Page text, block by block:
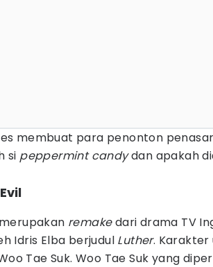
membuat para penonton
si peppermint candydan apakah
remakedari drama TV
Idris Elba berjudul Luther.
Tae Suk. Woo Tae Suk yang